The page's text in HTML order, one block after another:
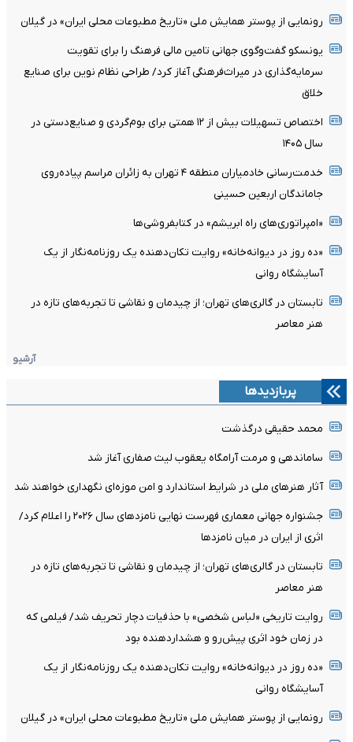
رونمایی از پوستر همایش ملی «تاریخ مطبوعات محلی ایران» در گیلان
یونسکو گفت‌وگوی جهانی تامین مالی فرهنگ را برای تقویت
سرمایه‌گذاری در میراث‌فرهنگی آغاز کرد/ طراحی نظام نوین برای صنایع
خلاق
اختصاص تسهیلات بیش از ۱۲ همتی برای بوم‌گردی و صنایع‌دستی در
سال ۱۴۰۵
خدمت‌رسانی خادمیاران منطقه ۴ تهران به زائران مراسم پیاده‌روی
جاماندگان اربعین حسینی
«امپراتوری‌های راه ابریشم» در کتابفروشی‌ها
«ده روز در دیوانه‌خانه» روایت تکان‌دهنده یک روزنامه‌نگار از یک
آسایشگاه روانی
تابستان در گالری‌های تهران؛ از چیدمان و نقاشی تا تجربه‌های تازه در
هنر معاصر
آرشیو
پربازدیدها
محمد حقیقی درگذشت
ساماندهی و مرمت آرامگاه یعقوب لیث صفاری آغاز شد
آثار هنرهای ملی در شرایط استاندارد و امن موزه‌ای نگهداری خواهند شد
جشنواره جهانی معماری فهرست نهایی نامزدهای سال ۲۰۲۶ را اعلام کرد/
اثری از ایران در میان نامزدها
تابستان در گالری‌های تهران؛ از چیدمان و نقاشی تا تجربه‌های تازه در
هنر معاصر
روایت تاریخی «لباس شخصی» با حذفیات دچار تحریف شد/ فیلمی که
در زمان خود اثری پیش‌رو و هشداردهنده بود
«ده روز در دیوانه‌خانه» روایت تکان‌دهنده یک روزنامه‌نگار از یک
آسایشگاه روانی
رونمایی از پوستر همایش ملی «تاریخ مطبوعات محلی ایران» در گیلان